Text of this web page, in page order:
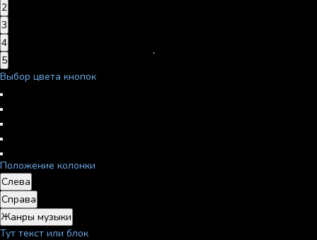
2
3
4
5
Выбор цвета кнопок
Положение колонки
Слева
Справа
Жанры музыки
Тут текст или блок